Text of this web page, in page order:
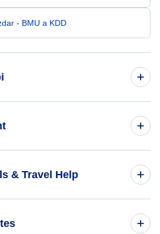
- BMU a KDD
Dhabi - SIN a AUH
& Travel Help